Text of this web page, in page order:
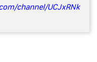
channel/UCJxRNk